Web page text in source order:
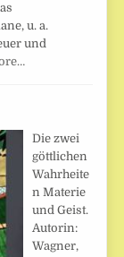
u. a.
und
Die zwei
göttlichen
Wahrheite
n Materie
und Geist.
Autorin:
Wagner,